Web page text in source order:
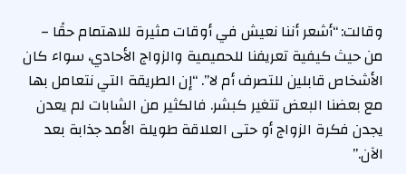
وقالت: “أشعر أننا نعيش في أوقات مثيرة للاهتمام حقًا –
من حيث كيفية تعريفنا للحميمية والزواج الأحادي، سواء كان
الأشخاص قابلين للتصرف أم لا”. “إن الطريقة التي نتعامل بها
مع بعضنا البعض تتغير كبشر. فالكثير من الشابات لم يعدن
يجدن فكرة الزواج أو حتى العلاقة طويلة الأمد جذابة بعد
الآن.”